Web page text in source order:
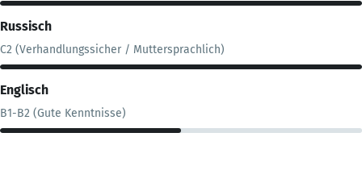
Russisch
C2 (Verhandlungssicher / Muttersprachlich)
Englisch
B1-B2 (Gute Kenntnisse)